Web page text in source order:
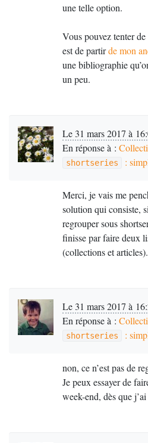
une telle option.
Vous pouvez tenter
est de partirde mon
une bibliographie
un peu.
Le 31 mars 2017 à
En réponse à :
shortseries :
Merci, je vais me
solution qui consiste,
regrouper sous
finisse par faire deux
(collections et
Le 31 mars 2017 à
En réponse à :
shortseries :
non, ce n’est pas de
Je peux essayer de
week-end, dès que